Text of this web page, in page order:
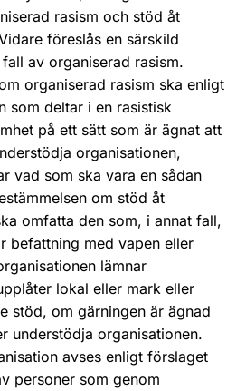
rasism och stöd åt
föreslås en särskild
av organiserad rasism.
organiserad rasism ska enligt
som deltar i en rasistisk
på ett sätt som är ägnat att
organisationen,
vad som ska vara en sådan
om stöd åt
omfatta den som, i annat fall,
befattning med vapen eller
lämnar
lokal eller mark eller
stöd, om gärningen är ägnad
understödja organisationen.
avses enligt förslaget
personer som genom